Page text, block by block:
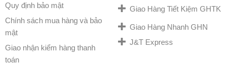
Quy định bảo mật
Chính sách mua hàng và bảo
mật
Giao nhận kiểm hàng thanh
toán
Giao Hàng Tiết Kiệm GHTK
Giao Hàng Nhanh GHN
J&T Express